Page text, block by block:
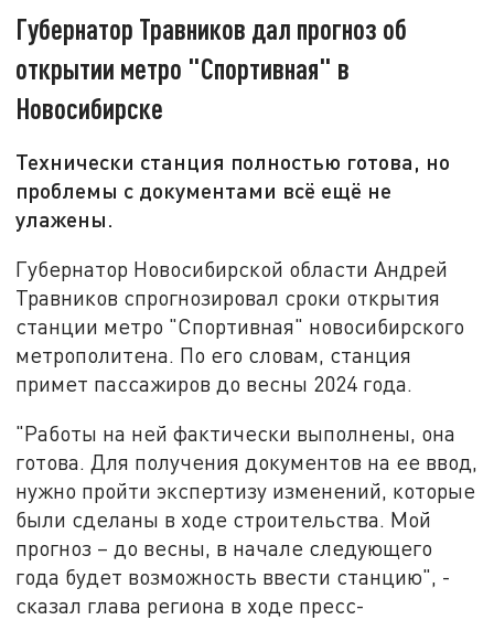
Губернатор Травников дал прогноз об
открытии метро "Спортивная" в
Новосибирске
Технически станция полностью готова, но
проблемы с документами всё ещё не
улажены.
Губернатор Новосибирской области Андрей
Травников спрогнозировал сроки открытия
станции метро "Спортивная" новосибирского
метрополитена. По его словам, станция
примет пассажиров до весны 2024 года.
"Работы на ней фактически выполнены, она
готова. Для получения документов на ее ввод,
нужно пройти экспертизу изменений, которые
были сделаны в ходе строительства. Мой
прогноз – до весны, в начале следующего
года будет возможность ввести станцию", -
сказал глава региона в ходе пресс-